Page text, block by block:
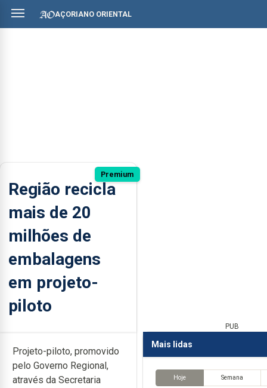
AÇORIANO ORIENTAL
Premium
Região recicla
mais de 20
milhões de
embalagens
em projeto-
piloto
Projeto-piloto, promovido
pelo Governo Regional,
através da Secretaria
PUB
Mais lidas
Hoje Semana